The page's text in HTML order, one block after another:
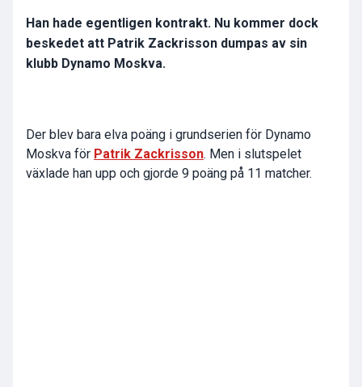
Han hade egentligen kontrakt. Nu kommer dock
beskedet att Patrik Zackrisson dumpas av sin
klubb Dynamo Moskva.
Der blev bara elva poäng i grundserien för Dynamo
Moskva för Patrik Zackrisson. Men i slutspelet
växlade han upp och gjorde 9 poäng på 11 matcher.